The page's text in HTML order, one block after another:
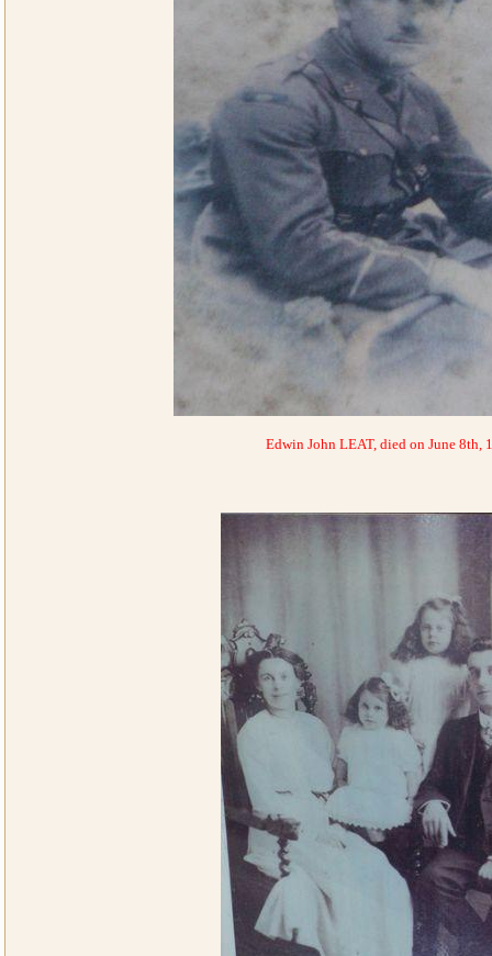
Edwin John LEAT, died on June 8th,